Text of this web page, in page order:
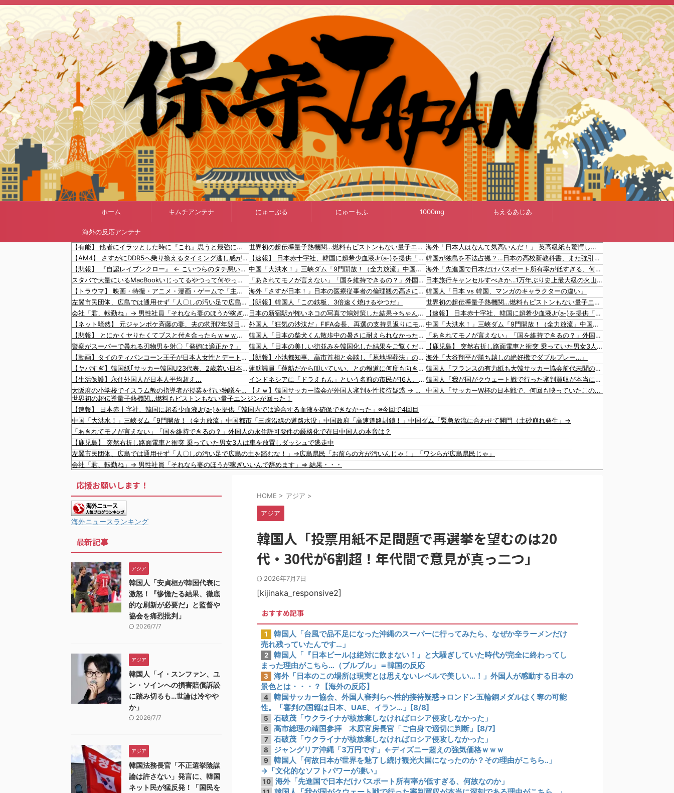
ホーム キムチアンテナ にゅーぷる にゅーもふ 1000mg もえるあじあ
海外の反応アンテナ
【有能】 他者にイラッとした時に『これ』思うと最強に楽になることが発覚！！！
【AM4】 さすがにDDR5へ乗り換えるタイミング逃し感が半端ない
【悲報】 『自認レイブンクロー』 ← こいつらのタチ悪い率は異常
スタバで大量にいるMacBookいじってるやつって何やってんの？
【トラウマ】 映画・特撮・アニメ・漫画・ゲームで「主人公がガチで敗北した回」と聞いて真っ先に思い浮かぶのは？
左翼市民団体、広島では通用せず「人〇しの汚い足で広島の土を踏むな！」→広島県民「お前らの方が汚いんじゃ！」「ワシらが広島県民じゃ」
会社「君、転勤ね」→ 男性社員「それなら妻のほうが稼ぎいいんで辞めます」⇒ 結果・・・
【ネット騒然】 元ジャンポケ斉藤の妻、夫の求刑7年翌日にインスタ更新！その内容がガチでヤバすぎる…
【悲報】 とにかくヤりたくてブスと付き合ったらｗｗｗｗｗｗｗｗｗｗｗｗｗｗｗ
警察がスーパーで暴れる刃物男を射〇「発砲は適正か？」
【動画】タイのティパンコーン王子が日本人女性とデートか？
【ヤバすぎ】韓国紙｢サッカー韓国U23代表、2歳若い日本に負けると歴史的屈辱｣
【生活保護】永住外国人が日本人平均超え...
大阪府の小学校でイスラム教の指導者が授業を行い物議を醸す！ #大阪 #イスラム教 #モスク
【動画】これはお見事。中国重慶市で珍しい事故が撮影される。
【なぜ？】中国企業に取得されたマンション、日本人が出ていきネパール人で埋まる
【韓国サッカー協会】外国人審判約10人に性的接待か 計1496回、約2億ウォン（約2200万円）
韓国のサッカー協会、W杯予選等を裁くために訪韓した外国人審判を「性接待」していた……大して強くもないチームが潤沢な予算を持ってりゃそうなるわな
中国政府「原爆投下の背景こそ反省が必要だ」と主張
韓国政府「3年前に石炭火発のアンモニア混焼で協力するっていったけどあれ取りやめな。政権変わったし」……韓国とまともな協力ができない理由、これなんですよね
【動画】ロシア軍のドローンをネット発射装置で撃墜するウクライナ。
世界初の超伝導量子熱機関…燃料もピストンもない量子エンジンが回った！
【速報】 日本赤十字社、韓国に超希少血液Jr(a-)を提供「韓国内では適合する血液を確保できなかった」※今回で4回目
中国「大洪水！」三峡ダム「9門開放！（全力放流」中国都市「三峡沿線の道路水没」中国政府「高速道路封鎖！」中国ダム「緊急放流に合わせて開門（土砂崩れ発生」→
「あきれてモノが言えない」「国を維持できるの？」外国人の永住許可要件の厳格化で在日中国人の本音は？
海外「さすが日本！」日本の医療従事者の倫理観の高さに海外が超感動
【朗報】韓国人「この鉄板、3倍速く焼けるやつだ」
日本の新宿駅が怖いネコの写真で鳩対策した結果→ちゃんと理解してて笑うｗｗｗ【タイ人の反応】
外国人「狂気の沙汰だ」FIFA会長、再選の支持見返りにモロッコへ2030年W杯決勝の開催を打診か！海外から批判〇到！【海外の反応】
韓国人「日本の柴犬くん散歩中の暑さに耐えられなかった結果」
韓国人「日本の美しい街並みを韓国化した結果をご覧ください・・・」
【朗報】小池都知事、高市首相と会談し「墓地埋葬法」の改正を要請 国と都が連携し民間への指導強化を進める方向で一致
蓮舫議員「蓮舫だから叩いていい、との報道に何度も向き合ってきました。悔しくても」
インドネシアに「ドラえもん」という名前の市民が16人、「のび太」は181人
【えｗ】韓国サッカー協会が外国人審判を性接待疑惑 → 韓国ネットに動揺広がる「信じられない」「要求した外国人審判もおかしい」「韓国以外の国にも要求しているのでは」
韓国人「海外が想像する韓国人キャラクターのイメージがこちら・・・」
「猫が車を凝視してると思ったら、自分に見とれていた…」（動画）
海外「日本人はなんて気高いんだ！」 英高級紙も驚愕した極限の中の日本人の姿に世界が衝撃
韓国が独島を不法占拠？…日本の高校新教科書、また強引な主張＝韓国の反応
海外「先進国で日本だけパスポート所有率が低すぎる、何故なのか」
日本旅行キャンセルすべきか…1万年ぶり史上最大級の火山の兆し＝韓国の反応
韓国人「日本 vs 韓国、マンガのキャラクターの違い」
世界初の超伝導量子熱機関…燃料もピストンもない量子エンジンが回った！
【速報】 日本赤十字社、韓国に超希少血液Jr(a-)を提供「韓国内では適合する血液を確保できなかった」※今回で4回目
中国「大洪水！」三峡ダム「9門開放！（全力放流」中国都市「三峡沿線の道路水没」中国政府「高速道路封鎖！」中国ダム「緊急放流に合わせて開門（土砂崩れ発生」→
「あきれてモノが言えない」「国を維持できるの？」外国人の永住許可要件の厳格化で在日中国人の本音は？
【鹿児島】 突然右折し路面電車と衝突 乗っていた男女3人は車を放置しダッシュで逃走中
海外「大谷翔平が勝ち越しの絶好機でダブルプレー…」
韓国人「フランスの有力紙も大韓サッカー協会前代未聞の不祥事を詳細に報道！」→「国際的スキャンダルに発展してしまう‥」
韓国人「我が国がクウェート戦で行った審判買収が本当に深刻である理由がこちら…」→「これはダメなやつ…（ﾌﾞﾙﾌﾞﾙ」＝韓国の反応
中国人「サッカーW杯の日本戦で、何回も映っていたこの女性は一体誰？」 中国人「なんという上品さ」「どう見ても一般人ではない」
世界初の超伝導量子熱機関…燃料もピストンもない量子エンジンが回った！
【速報】 日本赤十字社、韓国に超希少血液Jr(a-)を提供「韓国内では適合する血液を確保できなかった」※今回で4回目
中国「大洪水！」三峡ダム「9門開放！（全力放流」中国都市「三峡沿線の道路水没」中国政府「高速道路封鎖！」中国ダム「緊急放流に合わせて開門（土砂崩れ発生」→
「あきれてモノが言えない」「国を維持できるの？」外国人の永住許可要件の厳格化で在日中国人の本音は？
【鹿児島】 突然右折し路面電車と衝突 乗っていた男女3人は車を放置しダッシュで逃走中
左翼市民団体、広島では通用せず「人〇しの汚い足で広島の土を踏むな！」→広島県民「お前らの方が汚いんじゃ！」「ワシらが広島県民じゃ」
会社「君、転勤ね」→ 男性社員「それなら妻のほうが稼ぎいいんで辞めます」⇒ 結果・・・
【悲報】 とにかくヤりたくてブスと付き合ったらｗｗｗｗｗｗｗｗｗｗｗｗｗｗｗ
【悲報】 マイナ保険証のクソぶり、バレるｗｗｗｗｗｗｗｗｗ
韓国人「現在、日本でとんでもない進化を遂げている韓国料理がこちら…」→「これは旨いのでは…？（ﾌﾞﾙﾌﾞﾙ」＝韓国の反応
お前らがメイドイン韓国で認めてるもの 「キムチ」あと3つは？
韓国がサッカーの審判を買収したのはガチだった！ 審判を性接待して以降は7戦無敗だったのが判明
韓国人「フランスの有力紙も大韓サッカー協会前代未聞の不祥事を詳細に報道！」→「国際的スキャンダルに発展してしまう‥」
韓国人「我が国がクウェート戦で行った審判買収が本当に深刻である理由がこちら…」→「これはダメなやつ…（ﾌﾞﾙﾌﾞﾙ」＝韓国の反応
中国人「サッカーW杯の日本戦で、何回も映っていたこの女性は一体誰？」 中国人「なんという上品さ」「どう見ても一般人ではない」
韓国人「“韓国サッカー”性接待の試合結果をご覧ください」→「マッサージ効果は間違いないねｗ」「これが本当のベッドサッカーだ」
韓国人「日本人審判も多数含まれていたサッカー協会の衝撃的な接待リストに衝撃の声！」→「日本人審判の名前が次々と明るみに‥」
HOME > アジア >
アジア
韓国人「投票用紙不足問題で再選挙を望むのは20
代・30代が6割超！年代間で意見が真っ二つ」
2026年7月7日
[kijinaka_responsive2]
おすすめ記事
1
韓国人「台風で品不足になった沖縄のスーパーに行ってみたら、なぜか辛ラーメンだけ
売れ残っていたんです…」
2
韓国人「『日本ビールは絶対に飲まない！』と大騒ぎしていた時代が完全に終わってし
まった理由がこちら…（ブルブル」＝韓国の反応
3
海外「日本のこの場所は現実とは思えないレベルで美しい…！」外国人が感動する日本の
景色とは・・・？【海外の反応】
4
韓国サッカー協会、外国人審判らへ性的接待疑惑→ロンドン五輪銅メダルはく奪の可能
性。「審判の国籍は日本、UAE、イラン…」[8/8]
5 石破茂「ウクライナが核放棄しなければロシア侵攻しなかった」
6 高市総理の靖国参拝 木原官房長官「ご自身で適切に判断」[8/7]
7 石破茂「ウクライナが核放棄しなければロシア侵攻しなかった」
8 ジャングリア沖縄「3万円です」←ディズニー超えの強気価格ｗｗｗ
9
韓国人「何故日本が世界を魅了し続け観光大国になったのか？その理由がこちら‥」
→「文化的なソフトパワーが凄い」
10 海外「先進国で日本だけパスポート所有率が低すぎる、何故なのか」
応援お願いします！
海外ニュースランキング
最新記事
アジア
韓国人「安貞桓が韓国代表に
激怒！『惨憺たる結果、徹底
的な刷新が必要だ』と監督や
協会を痛烈批判」
2026/7/7
アジア
韓国人「イ・スンファン、ユ
ン・ソインへの損害賠償訴訟
に踏み切るも…世論は冷やや
か」
2026/7/7
アジア
韓国法務長官「不正選挙陰謀
論は許さない」発言に、韓国
ネット民が猛反発！「国民を